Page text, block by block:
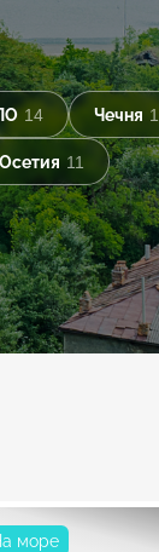
14 Чечня
11
море